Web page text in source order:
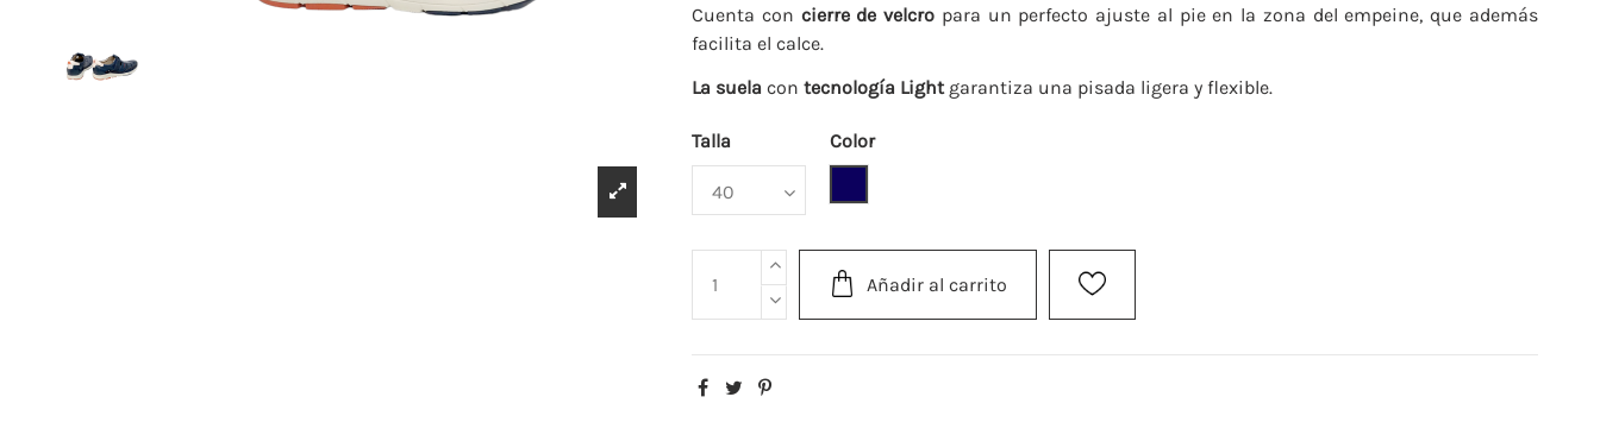
Cuenta con cierre de velcro para un perfecto ajuste al pie en la zona del empeine, que además
facilita el calce.
La suelacontecnología Lightgarantiza una pisada ligera y flexible.
Talla
Color
Añadir al carrito